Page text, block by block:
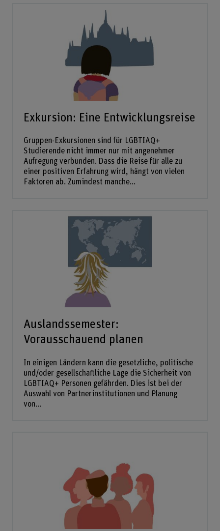
Exkursion: Eine Entwicklungsreise
Gruppen-Exkursionen sind für LGBTIAQ+
Studierende nicht immer nur mit angenehmer
Aufregung verbunden. Dass die Reise für alle zu
einer positiven Erfahrung wird, hängt von vielen
Faktoren ab. Zumindest manche...
Auslandssemester:
Vorausschauend planen
In einigen Ländern kann die gesetzliche, politische
und/oder gesellschaftliche Lage die Sicherheit von
LGBTIAQ+ Personen gefährden. Dies ist bei der
Auswahl von Partnerinstitutionen und Planung
von...